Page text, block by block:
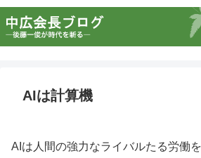
AIは計算機
AIは人間の強力なライバルたる労働